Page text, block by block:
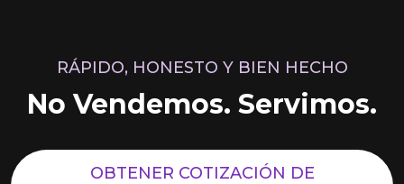
RÁPIDO, HONESTO Y BIEN HECHO
No Vendemos. Servimos.
OBTENER COTIZACIÓN DE